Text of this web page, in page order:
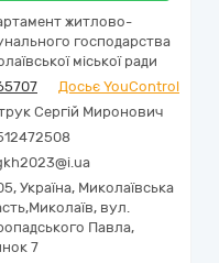
житлово-
господарства
міської ради
Досьє YouControl
Сергій Миронович
Україна, Миколаївська
Миколаїв, вул.
Павла,
7